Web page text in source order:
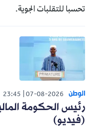
تحسبا للتقلبات الجوية.
الوطن 07-08-2026
23:45
رئيس الحكومة
(فيديو)